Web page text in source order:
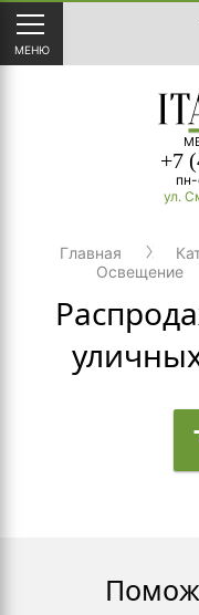
МЕНЮ
+7
ул.
Главная
Освещение